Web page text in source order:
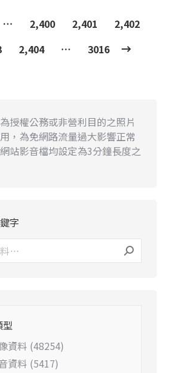
… 2,400 2,401
2,402
2,404 … 3016
授權公務或非營利目的之照片
，為免網路流量過大影響正常
站影音檔均設定為3分鐘長度之
字
型
資料 (48254)
資料 (5417)